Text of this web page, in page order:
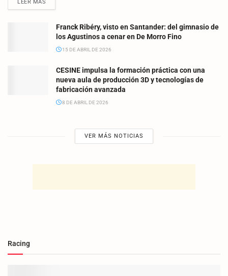
LEER MÁS
Franck Ribéry, visto en Santander: del gimnasio de
los Agustinos a cenar en De Morro Fino
15 DE ABRIL DE 2026
CESINE impulsa la formación práctica con una
nueva aula de producción 3D y tecnologías de
fabricación avanzada
8 DE ABRIL DE 2026
VER MÁS NOTICIAS
Racing